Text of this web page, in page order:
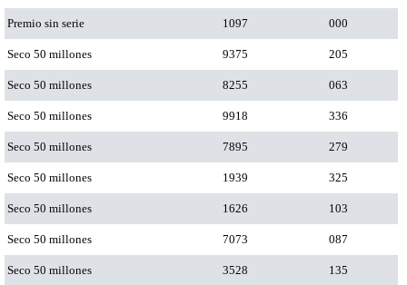
Premio sin serie 1097 000
Seco 50 millones 9375 205
Seco 50 millones 8255 063
Seco 50 millones 9918 336
Seco 50 millones 7895 279
Seco 50 millones 1939 325
Seco 50 millones 1626 103
Seco 50 millones 7073 087
Seco 50 millones 3528 135